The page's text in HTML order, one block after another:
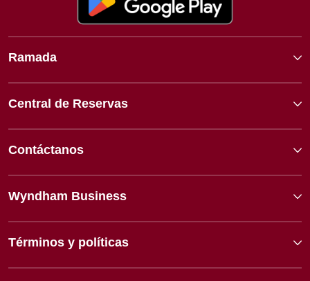
Ramada
Central de Reservas
Contáctanos
Wyndham Business
Términos y políticas